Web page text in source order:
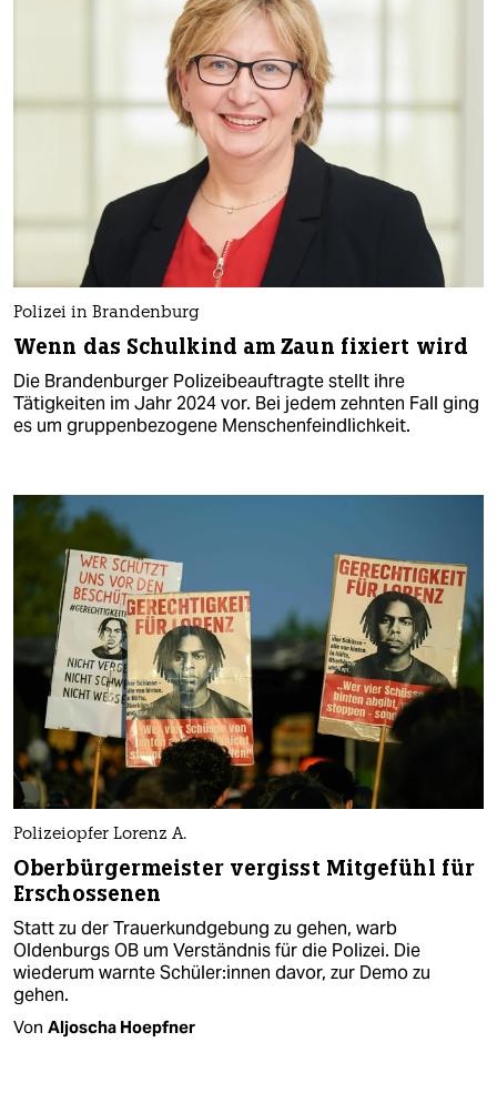
Polizei in Brandenburg
Wenn das Schulkind am Zaun fixiert wird
Die Brandenburger Polizeibeauftragte stellt ihre
Tätigkeiten im Jahr 2024 vor. Bei jedem zehnten Fall ging
es um gruppenbezogene Menschenfeindlichkeit.
Polizeiopfer Lorenz A.
Oberbürgermeister vergisst Mitgefühl für
Erschossenen
Statt zu der Trauerkundgebung zu gehen, warb
Oldenburgs OB um Verständnis für die Polizei. Die
wiederum warnte Schü­le­r:in­nen davor, zur Demo zu
gehen.
Von Aljoscha Hoepfner